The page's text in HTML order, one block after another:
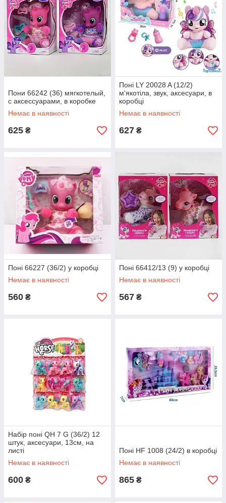
Пони 66242 (36) мягкотелый,
с аксессуарами, в коробке
Немає в наявності
625 ₴
Поні LY 20028 A (12/2)
м'якотіла, звук, аксесуари, в
коробці
Немає в наявності
627 ₴
Поні 66227 (36/2) у коробці
Немає в наявності
560 ₴
Поні 66412/13 (9) у коробці
Немає в наявності
567 ₴
Набір поні QH 7 G (36/2) 12
штук, аксесуари, 13см, на
листі
Немає в наявності
600 ₴
Поні HF 1008 (24/2) в коробці
Немає в наявності
865 ₴